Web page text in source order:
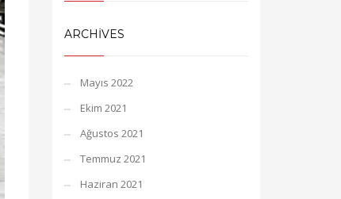
ARCHIVES
Mayıs 2022
Ekim 2021
Ağustos 2021
Temmuz 2021
Haziran 2021